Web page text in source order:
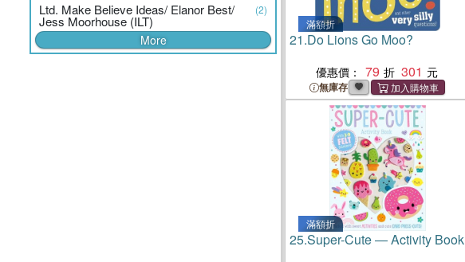
Ltd. Make Believe Ideas/ Elanor Best/
Jess Moorhouse (ILT)
(2)
More
滿額折
21.Do Lions Go Moo?
優惠價： 79 301
無庫存
滿額折
25.Super-Cute ― Activity Book